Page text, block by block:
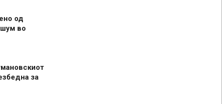
од
во
за